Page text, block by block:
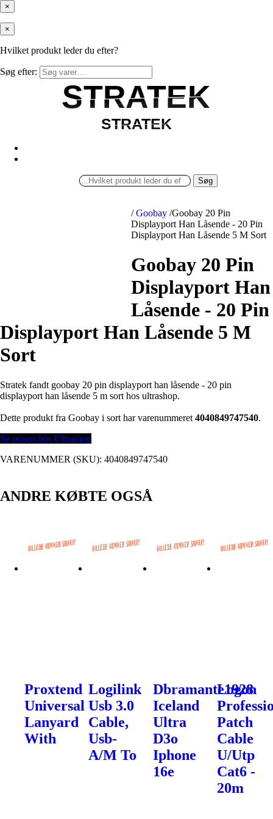
×
×
Hvilket produkt leder du efter?
Søg efter:
STRATEK
STRATEK
STRATEK
STRATEK
Søg
/ Goobay /Goobay 20 Pin
Displayport Han Låsende - 20 Pin
Displayport Han Låsende 5 M Sort
Goobay 20 Pin
Displayport Han
Låsende - 20 Pin
Displayport Han Låsende 5 M
Sort
Stratek fandt goobay 20 pin displayport han låsende - 20 pin
displayport han låsende 5 m sort hos ultrashop.
Dette produkt fra Goobay i sort har varenummeret 4040849747540.
Se prisen hos Ultrashop
VARENUMMER (SKU): 4040849747540
ANDRE KØBTE OGSÅ
Proxtend
Universal
Lanyard
With
Logilink
Usb 3.0
Cable,
Usb-
A/M To
Dbramante1928
Iceland
Ultra
D3o
Iphone
16e
Logon
Patch
Cable
U/Utp
Cat6 -
20m